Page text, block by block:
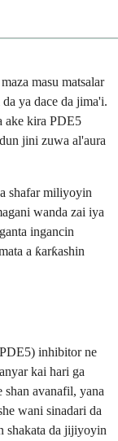
masu matsalar
ya dace da jima'i.
ake kira PDE5
jini zuwa al'aura
shafar miliyoyin
wanda zai iya
ingancin
a ƙarƙashin
inhibitor ne
kai hari ga
avanafil, yana
wani sinadari da
shakata da jijiyoyin